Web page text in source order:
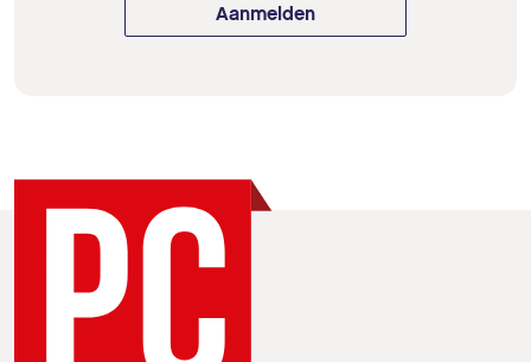
Aanmelden